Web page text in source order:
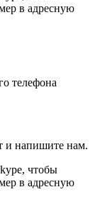
в адресную
телефона
и напишите нам.
чтобы
в адресную